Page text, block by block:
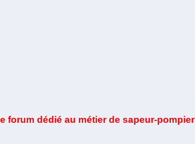
forum dédié au métier de sapeur-pompier